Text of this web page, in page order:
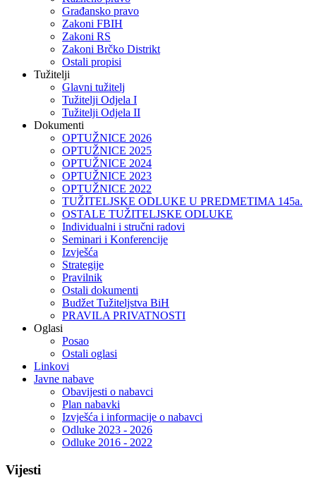
Građansko pravo
Zakoni FBIH
Zakoni RS
Zakoni Brčko Distrikt
Ostali propisi
Tužitelji
Glavni tužitelj
Tužitelji Odjela I
Tužitelji Odjela II
Dokumenti
OPTUŽNICE 2026
OPTUŽNICE 2025
OPTUŽNICE 2024
OPTUŽNICE 2023
OPTUŽNICE 2022
TUŽITELJSKE ODLUKE U PREDMETIMA 145a.
OSTALE TUŽITELJSKE ODLUKE
Individualni i stručni radovi
Seminari i Konferencije
Izvješća
Strategije
Pravilnik
Ostali dokumenti
Budžet Tužiteljstva BiH
PRAVILA PRIVATNOSTI
Oglasi
Posao
Ostali oglasi
Linkovi
Javne nabave
Obavijesti o nabavci
Plan nabavki
Izvješća i informacije o nabavci
Odluke 2023 - 2026
Odluke 2016 - 2022
Vijesti